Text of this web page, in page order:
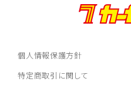
個人情報保護方針
特定商取引に関して